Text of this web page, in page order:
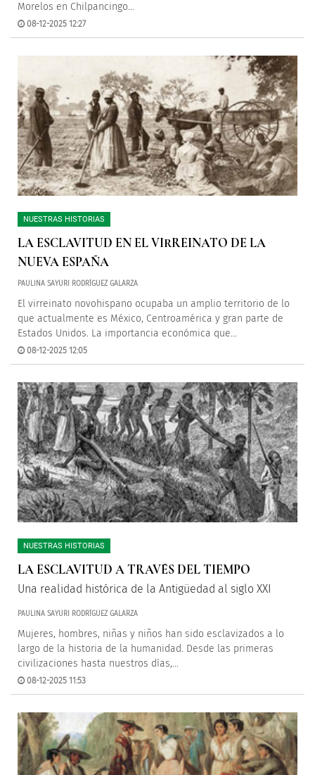
Morelos en Chilpancingo...
08-12-2025 12:27
NUESTRAS HISTORIAS
LA ESCLAVITUD EN EL VIRREINATO DE LA
NUEVA ESPAÑA
PAULINA SAYURI RODRÍGUEZ GALARZA
El virreinato novohispano ocupaba un amplio territorio de lo
que actualmente es México, Centroamérica y gran parte de
Estados Unidos. La importancia económica que...
08-12-2025 12:05
NUESTRAS HISTORIAS
LA ESCLAVITUD A TRAVÉS DEL TIEMPO
Una realidad histórica de la Antigüedad al siglo XXI
PAULINA SAYURI RODRÍGUEZ GALARZA
Mujeres, hombres, niñas y niños han sido esclavizados a lo
largo de la historia de la humanidad. Desde las primeras
civilizaciones hasta nuestros días,...
08-12-2025 11:53